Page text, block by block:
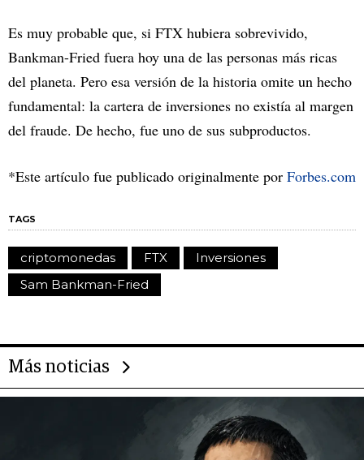
Es muy probable que, si FTX hubiera sobrevivido,
Bankman-Fried fuera hoy una de las personas más ricas
del planeta. Pero esa versión de la historia omite un hecho
fundamental: la cartera de inversiones no existía al margen
del fraude. De hecho, fue uno de sus subproductos.
*Este artículo fue publicado originalmente por Forbes.com
TAGS
criptomonedas FTX
Inversiones
Sam Bankman-Fried
Más noticias